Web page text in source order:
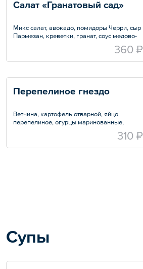
Салат «Гранатовый сад»
Микс салат, авокадо, помидоры Черри, сыр
Пармезан, креветки, гранат, соус медово-
360 ₽
Перепелиное гнездо
Ветчина, картофель отварной, яйцо
перепелиное, огурцы маринованные,
310 ₽
Супы